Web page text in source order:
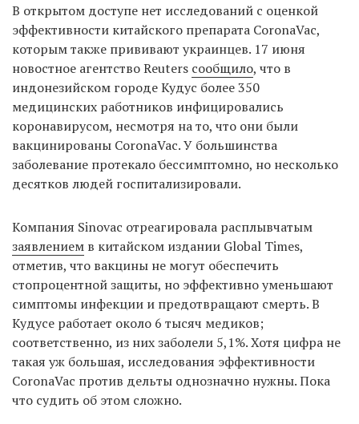
В открытом доступе нет исследований с оценкой
эффективности китайского препарата CoronaVac,
которым также прививают украинцев. 17 июня
новостное агентство Reuters сообщило, что в
индонезийском городе Кудус более 350
медицинских работников инфицировались
коронавирусом, несмотря на то, что они были
вакцинированы CoronaVac. У большинства
заболевание протекало бессимптомно, но несколько
десятков людей госпитализировали.
Компания Sinovac отреагировала расплывчатым
заявлением в китайском издании Global Times,
отметив, что вакцины не могут обеспечить
стопроцентной защиты, но эффективно уменьшают
симптомы инфекции и предотвращают смерть. В
Кудусе работает около 6 тысяч медиков;
соответственно, из них заболели 5,1%. Хотя цифра не
такая уж большая, исследования эффективности
CoronaVac против дельты однозначно нужны. Пока
что судить об этом сложно.